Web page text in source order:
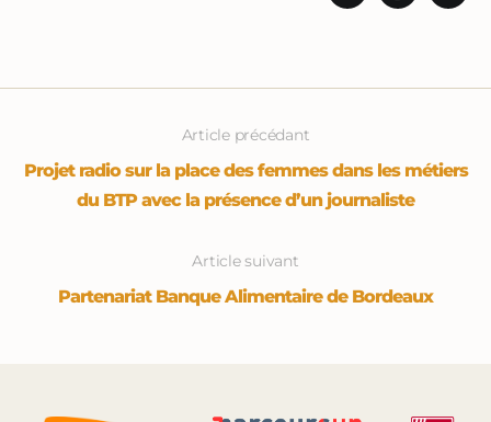
Article précédant
Projet radio sur la place des femmes dans les métiers
du BTP avec la présence d’un journaliste
Article suivant
Partenariat Banque Alimentaire de Bordeaux